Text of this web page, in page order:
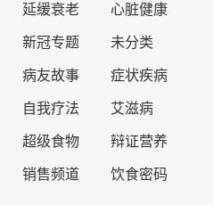
延缓衰老 心脏健康
新冠专题 未分类
病友故事 症状疾病
自我疗法 艾滋病
超级食物 辩证营养
销售频道 饮食密码